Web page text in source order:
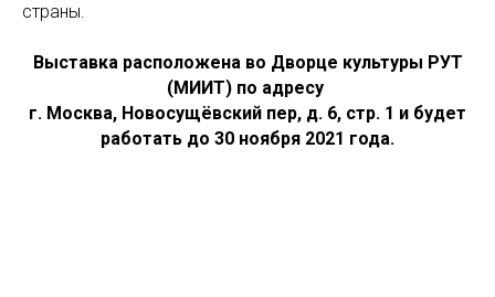
страны.
Выставка расположена во Дворце культуры РУТ
(МИИТ) по адресу
г. Москва, Новосущёвский пер, д. 6, стр. 1 и будет
работать до 30 ноября 2021 года.